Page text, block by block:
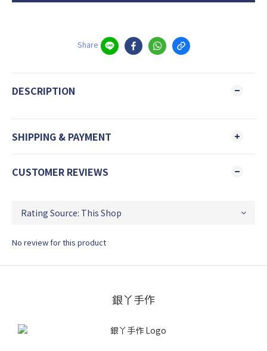
Share
DESCRIPTION
SHIPPING & PAYMENT
CUSTOMER REVIEWS
No review for this product
銀丫手作